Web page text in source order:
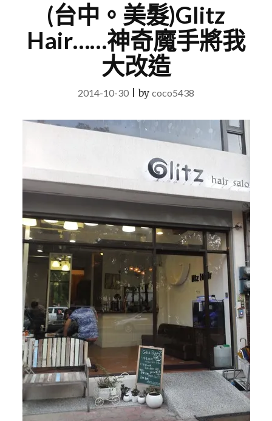
(台中。美髮)Glitz
Hair……神奇魔手將我
大改造
2014-10-30 |by coco5438